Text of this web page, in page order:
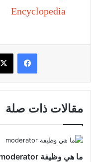
Encyclopedia
فيسبوك
مقالات ذات صلة